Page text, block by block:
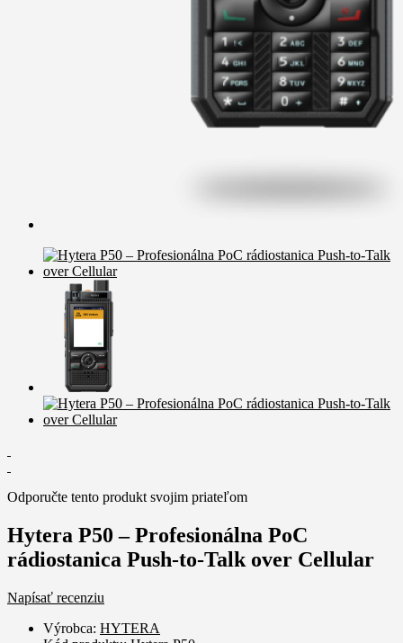
Odporučte tento produkt svojim priateľom
Hytera P50 – Profesionálna PoC
rádiostanica Push-to-Talk over Cellular
Napísať recenziu
Výrobca: HYTERA